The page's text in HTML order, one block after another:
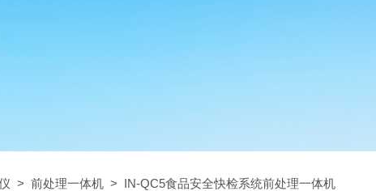
> 前处理一体机 > IN-QC5食品安全快检系统前处理一体机